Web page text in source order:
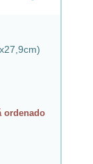
ordenado